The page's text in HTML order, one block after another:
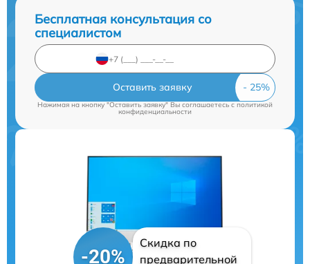
Бесплатная консультация со
специалистом
Оставить заявку
Нажимая на кнопку "Оставить заявку" Вы соглашаетесь cполитикой
конфиденциальности
-20%
Скидка по
предварительной